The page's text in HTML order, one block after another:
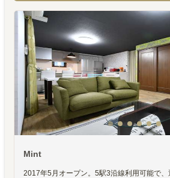
Mint
2017年5月オープン。5駅3沿線利用可能で